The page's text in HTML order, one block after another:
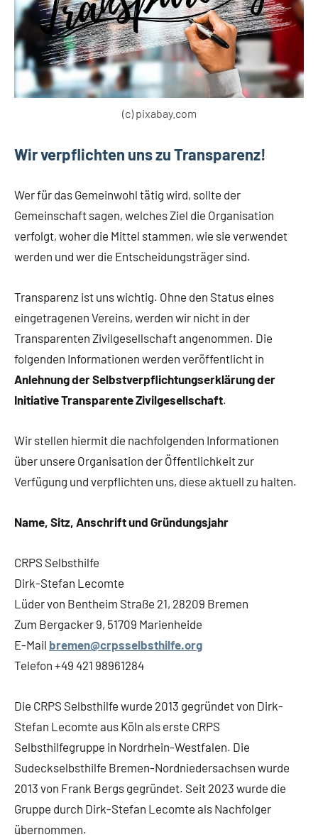
(c) pixabay.com
Wir verpflichten uns zu Transparenz!
Wer für das Gemeinwohl tätig wird, sollte der
Gemeinschaft sagen, welches Ziel die Organisation
verfolgt, woher die Mittel stammen, wie sie verwendet
werden und wer die Entscheidungsträger sind.
Transparenz ist uns wichtig. Ohne den Status eines
eingetragenen Vereins, werden wir nicht in der
Transparenten Zivilgesellschaft angenommen. Die
folgenden Informationen werden veröffentlicht in
Anlehnung der Selbstverpflichtungserklärung der
Initiative Transparente Zivilgesellschaft.
Wir stellen hiermit die nachfolgenden Informationen
über unsere Organisation der Öffentlichkeit zur
Verfügung und verpflichten uns, diese aktuell zu halten.
Name, Sitz, Anschrift und Gründungsjahr
CRPS Selbsthilfe
Dirk-Stefan Lecomte
Lüder von Bentheim Straße 21, 28209 Bremen
Zum Bergacker 9, 51709 Marienheide
E-Mail bremen@crpsselbsthilfe.org
Telefon +49 421 98961284
Die CRPS Selbsthilfe wurde 2013 gegründet von Dirk-
Stefan Lecomte aus Köln als erste CRPS
Selbsthilfegruppe in Nordrhein-Westfalen. Die
Sudeckselbsthilfe Bremen-Nordniedersachsen wurde
2013 von Frank Bergs gegründet. Seit 2023 wurde die
Gruppe durch Dirk-Stefan Lecomte als Nachfolger
übernommen.